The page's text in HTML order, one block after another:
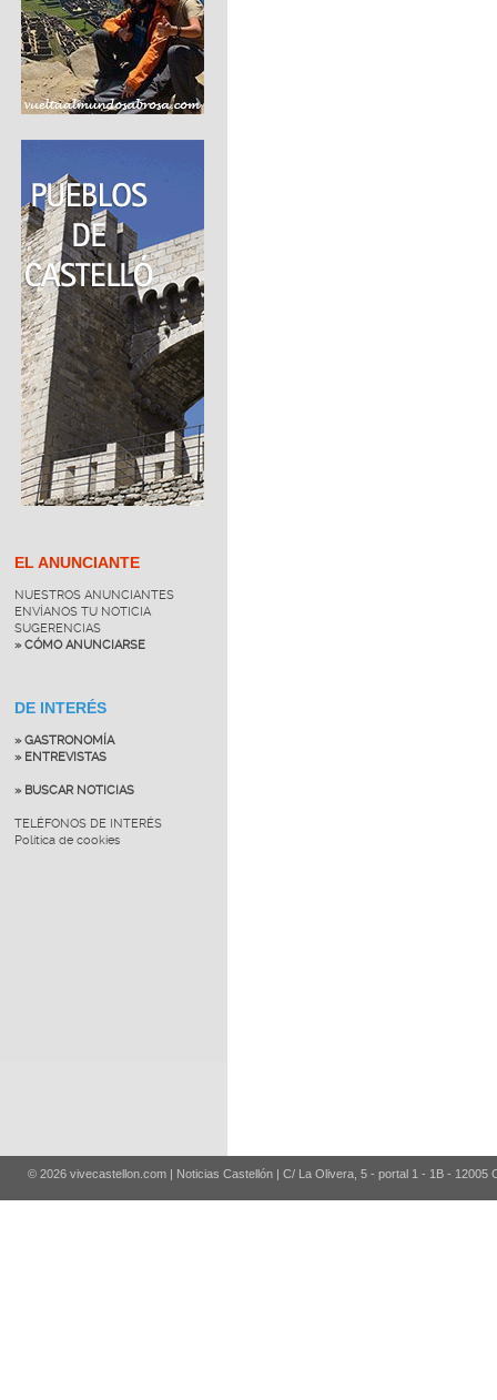
EL ANUNCIANTE
NUESTROS ANUNCIANTES
ENVÍANOS TU NOTICIA
SUGERENCIAS
» CÓMO ANUNCIARSE
DE INTERÉS
» GASTRONOMÍA
» ENTREVISTAS
» BUSCAR NOTICIAS
TELÉFONOS DE INTERÉS
Política de cookies
© 2026 vivecastellon.com | Noticias Castellón | C/ La Olivera, 5 - portal 1 - 1B - 12005